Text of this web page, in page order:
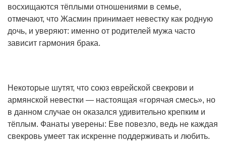
восхищаются тёплыми отношениями в семье,
отмечают, что Жасмин принимает невестку как родную
дочь, и уверяют: именно от родителей мужа часто
зависит гармония брака.
Некоторые шутят, что союз еврейской свекрови и
армянской невестки — настоящая «горячая смесь», но
в данном случае он оказался удивительно крепким и
тёплым. Фанаты уверены: Еве повезло, ведь не каждая
свекровь умеет так искренне поддерживать и любить.